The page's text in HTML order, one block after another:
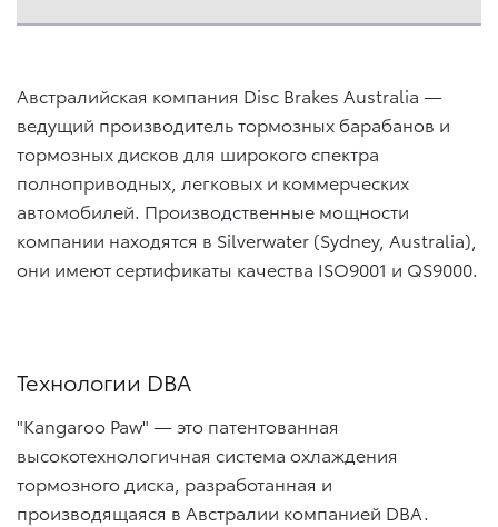
Австралийская компания Disc Brakes Australia —
ведущий производитель тормозных барабанов и
тормозных дисков для широкого спектра
полноприводных, легковых и коммерческих
автомобилей. Производственные мощности
компании находятся в Silverwater (Sydney, Australia),
они имеют сертификаты качества ISO9001 и QS9000.
Технологии DBA
"Kangaroo Paw" — это патентованная
высокотехнологичная система охлаждения
тормозного диска, разработанная и
производящаяся в Австралии компанией DBA.